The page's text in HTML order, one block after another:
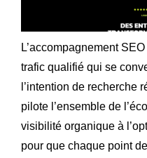
L’accompagnement
trafic qualifié qui se
l’intention de recherche
pilote l’ensemble de
visibilité organique à
pour que chaque point